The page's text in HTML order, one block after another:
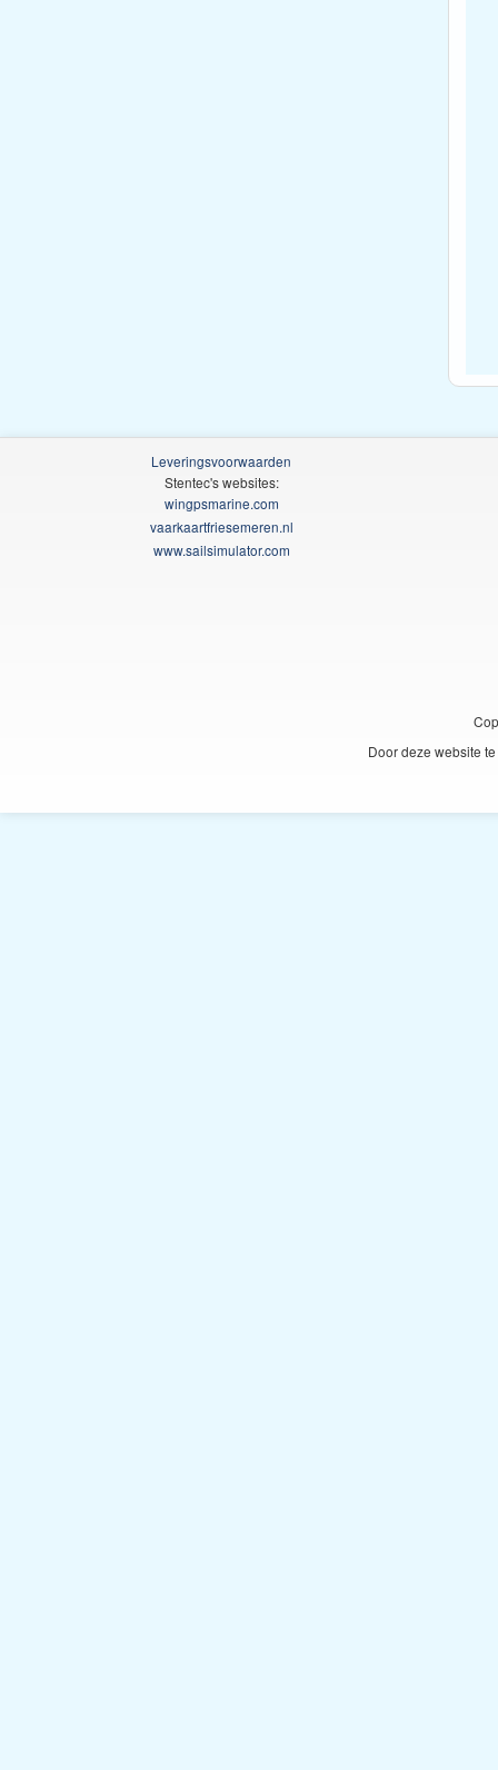
Leveringsvoorwaarden
Stentec's websites:
wingpsmarine.com
vaarkaartfriesemeren.nl
www.sailsimulator.com
Door deze website